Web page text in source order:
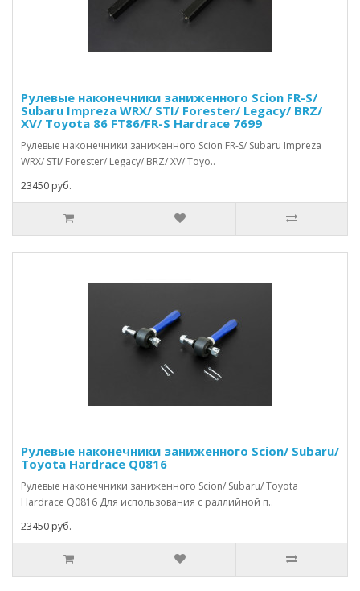
Рулевые наконечники заниженного Scion FR-S/
Subaru Impreza WRX/ STI/ Forester/ Legacy/ BRZ/
XV/ Toyota 86 FT86/FR-S Hardrace 7699
Рулевые наконечники заниженного Scion FR-S/ Subaru Impreza
WRX/ STI/ Forester/ Legacy/ BRZ/ XV/ Toyo..
23450 руб.
Рулевые наконечники заниженного Scion/ Subaru/
Toyota Hardrace Q0816
Рулевые наконечники заниженного Scion/ Subaru/ Toyota
Hardrace Q0816 Для использования с раллийной п..
23450 руб.